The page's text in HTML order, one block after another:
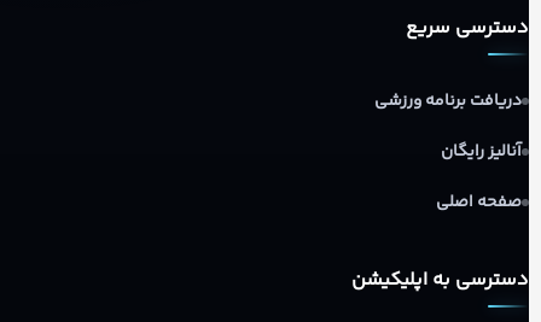
دسترسی سریع
دریافت برنامه ورزشی
آنالیز رایگان
صفحه اصلی
دسترسی به اپلیکیشن